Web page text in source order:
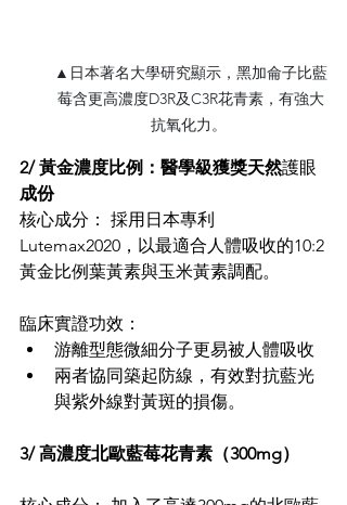
▲日本著名大學研究顯示，黑加侖子比藍
莓含更高濃度D3R及C3R花青素，有強大
抗氧化力。
2/ 黃金濃度比例：醫學級獲獎天然護眼
成份
核心成分： 採用日本專利
Lutemax2020，以最適合人體吸收的10:2
黃金比例葉黃素與玉米黃素調配。
臨床實證功效：
游離型態微細分子更易被人體吸收
兩者協同築起防線，有效對抗藍光
與紫外線對黃斑的損傷。
3/ 高濃度北歐藍莓花青素（300mg）